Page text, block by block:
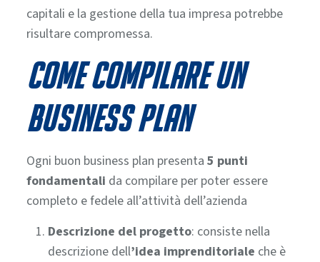
capitali e la gestione della tua impresa potrebbe
risultare compromessa.
Come compilare un
business plan
Ogni buon business plan presenta 5 punti
fondamentali da compilare per poter essere
completo e fedele all’attività dell’azienda
Descrizione del progetto: consiste nella
descrizione dell’idea imprenditoriale che è